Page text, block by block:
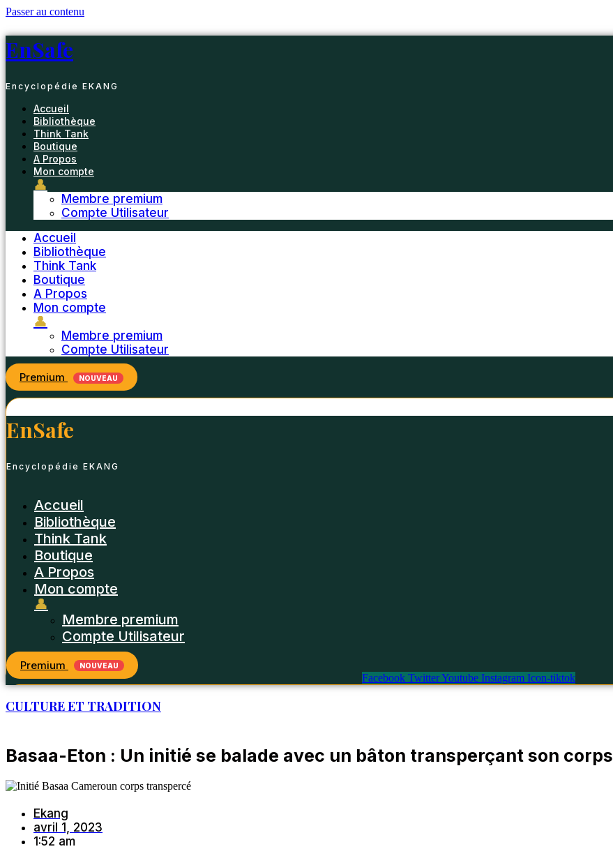
Passer au contenu
EnSafe
Encyclopédie EKANG
Accueil
Bibliothèque
Think Tank
Boutique
A Propos
Mon compte
👤
Membre premium
Compte Utilisateur
Accueil
Bibliothèque
Think Tank
Boutique
A Propos
Mon compte
👤
Membre premium
Compte Utilisateur
Premium NOUVEAU
EnSafe
Encyclopédie EKANG
Accueil
Bibliothèque
Think Tank
Boutique
A Propos
Mon compte
👤
Membre premium
Compte Utilisateur
Premium NOUVEAU
Facebook TwitterYoutube Instagram Icon-tiktok
CULTURE ET TRADITION
Basaa-Eton : Un initié se balade avec un bâton transperçant son corps
Ekang
avril 1, 2023
1:52 am